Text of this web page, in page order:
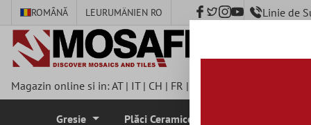
springen
ROMÂNĂ LEURUMÄNIEN RO Linie de
Magazin online si in:AT| IT| CH | FR |
Gresie Plăci Ceramice Pentru Pereti